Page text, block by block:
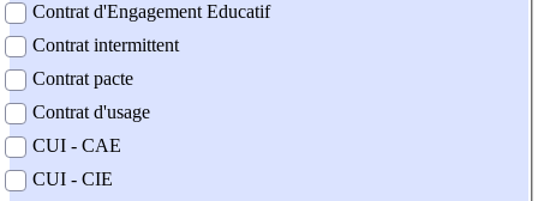
Contrat d'Engagement Educatif
Contrat intermittent
Contrat pacte
Contrat d'usage
CUI - CAE
CUI - CIE